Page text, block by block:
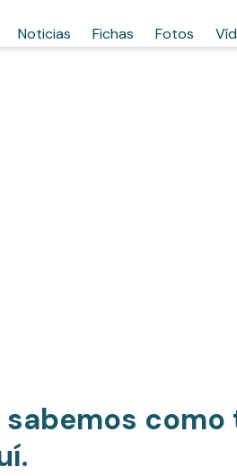
Noticias Fichas Fotos
como